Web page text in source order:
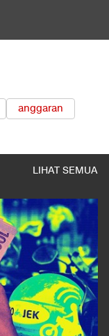
anggaran
LIHAT SEMUA